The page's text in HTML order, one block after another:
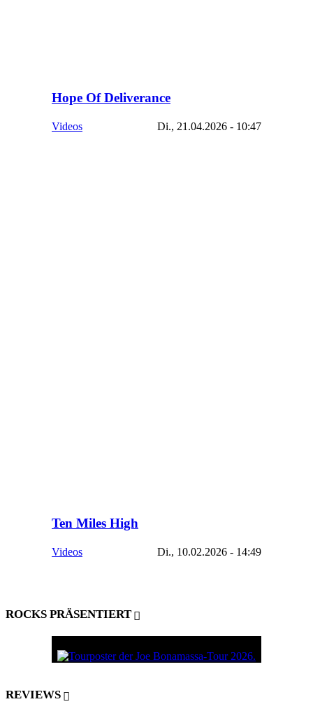
Hope Of Deliverance
Videos Di., 21.04.2026 - 10:47
Ten Miles High
Videos Di., 10.02.2026 - 14:49
ROCKS PRÄSENTIERT
REVIEWS